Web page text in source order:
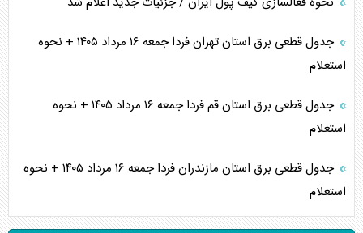
جدول قطعی برق استان تهران فردا جمعه ۱۶ مرداد ۱۴۰۵ + نحوه
استعلام
جدول قطعی برق استان قم فردا جمعه ۱۶ مرداد ۱۴۰۵ + نحوه
استعلام
جدول قطعی برق استان مازندران فردا جمعه ۱۶ مرداد ۱۴۰۵ + نحوه
استعلام